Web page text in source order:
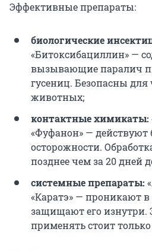
Эффективные препараты:
биологические
«Битоксибациллин» —
вызывающие паралич
гусениц. Безопасны для
животных;
контактные химикаты:
«Фуфанон» — действуют
осторожности.
позднее чем за 20 дней
системные препараты:
«Каратэ» — проникают
защищают его изнутри.
применять стоит